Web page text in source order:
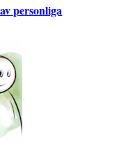
personliga